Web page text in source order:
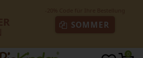
SOMMER
0